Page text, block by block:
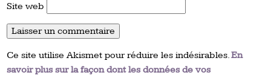
Site web
Ce site utilise Akismet pour réduire les indésirables.En
savoir plus sur la façon dont les données de vos